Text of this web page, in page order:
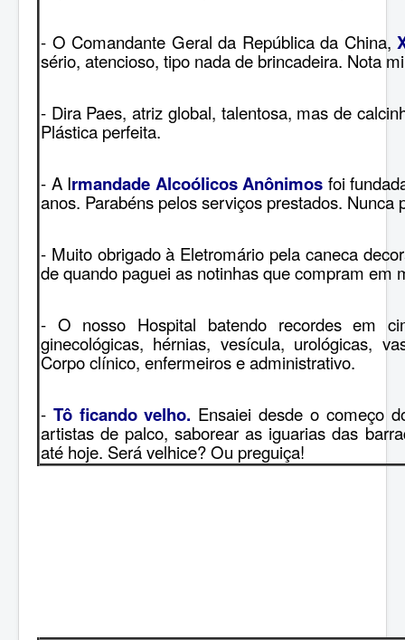
- O Comandante Geral da República da China,
sério, atencioso, tipo nada de brincadeira. Nota
- Dira Paes, atriz global, talentosa, mas de
Plástica perfeita.
- A Irmandade Alcoólicos Anônimos foi
anos. Parabéns pelos serviços prestados.
- Muito obrigado à Eletromário pela caneca
de quando paguei as notinhas que compram em
- O nosso Hospital batendo recordes em
ginecológicas, hérnias, vesícula, urológicas,
Corpo clínico, enfermeiros e administrativo.
- Tô ficando velho. Ensaiei desde o começo
artistas de palco, saborear as iguarias das
até hoje. Será velhice? Ou preguiça!